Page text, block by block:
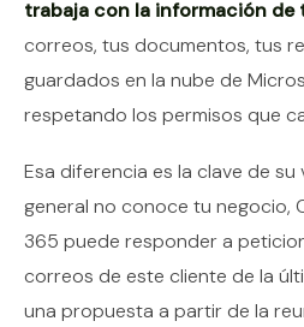
trabaja con la información de
correos, tus documentos, tus
guardados en la nube de
respetando los permisos que
Esa diferencia es la clave de su
general no conoce tu negocio,
365 puede responder a
correos de este cliente de la
una propuesta a partir de la